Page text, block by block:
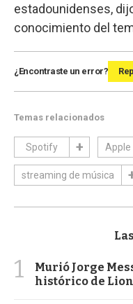
estadounidenses,
conocimiento del
¿Encontraste un error?
Temas relacionados
Spotify Apple
streaming de música
1
Murió Jorge
histórico de